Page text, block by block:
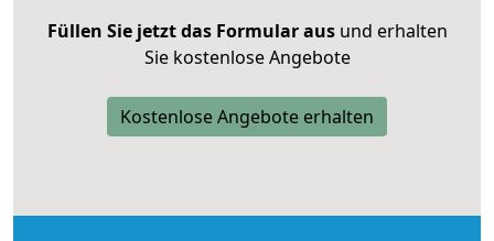
Füllen Sie jetzt das Formular ausund erhalten
Sie kostenlose Angebote
Kostenlose Angebote erhalten